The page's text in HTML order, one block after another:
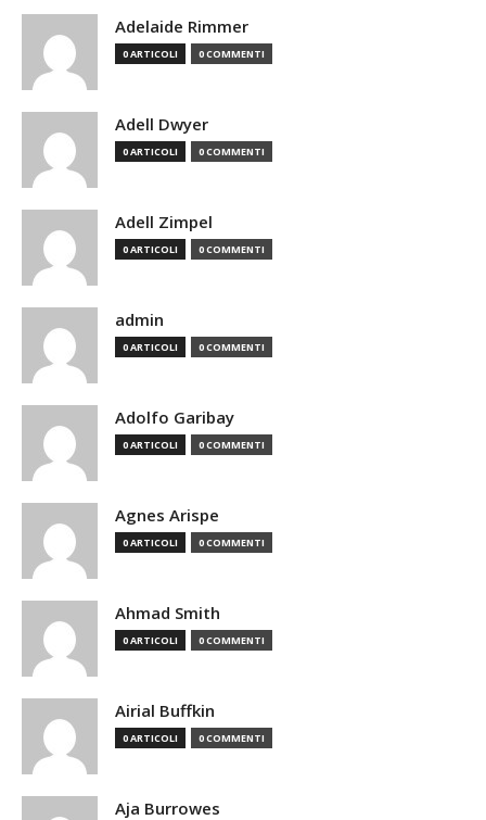
Adelaide Rimmer
0 ARTICOLI 0 COMMENTI
Adell Dwyer
0 ARTICOLI 0 COMMENTI
Adell Zimpel
0 ARTICOLI 0 COMMENTI
admin
0 ARTICOLI 0 COMMENTI
Adolfo Garibay
0 ARTICOLI 0 COMMENTI
Agnes Arispe
0 ARTICOLI 0 COMMENTI
Ahmad Smith
0 ARTICOLI 0 COMMENTI
Airial Buffkin
0 ARTICOLI 0 COMMENTI
Aja Burrowes